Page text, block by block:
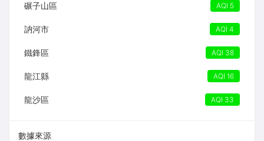
碾子山區 AQI 5
訥河市 AQI 4
鐵鋒區 AQI 38
龍江縣 AQI 16
龍沙區 AQI 33
數據來源